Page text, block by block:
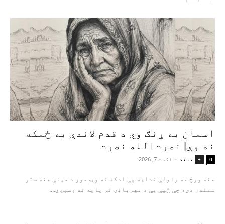
اسمان به ړنګ وي د قدم لاندې به ځمکه
نه وې| نصرت‌الله نصرت
+ تاند - اګست 7, 2026 0
هغه ورځ مه راولې خدایه چې ادکه نه وي. مور د مینې هغه ستر
سمندر دی، چې څپې یې د مهربانۍ تر پایه نه رسېږي....